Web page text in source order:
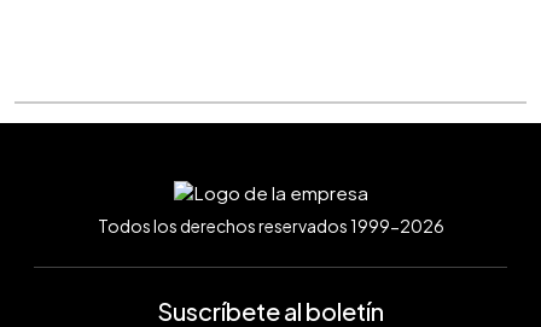
Todos los derechos reservados 1999-2026
Suscríbete al boletín